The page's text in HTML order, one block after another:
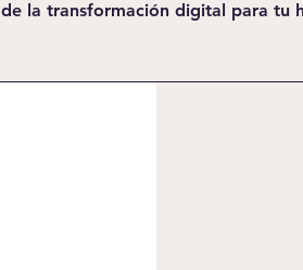
la transformación digital para tu